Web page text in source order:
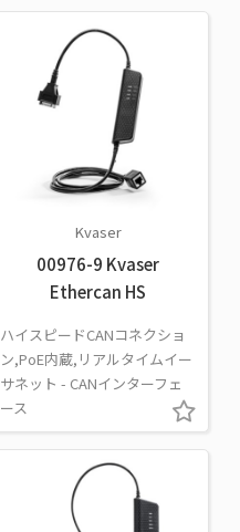
Kvaser
00976-9 Kvaser
Ethercan HS
ハイスピードCANコネクショ
ン,PoE内蔵,リアルタイムイー
サネット - CANインターフェ
ース